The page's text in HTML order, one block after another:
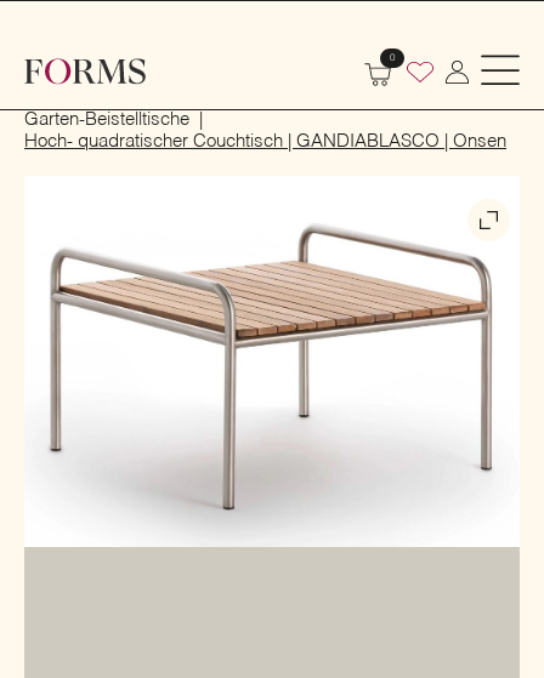
0
Garten-Beistelltische
Hoch- quadratischer Couchtisch | GANDIABLASCO | Onsen